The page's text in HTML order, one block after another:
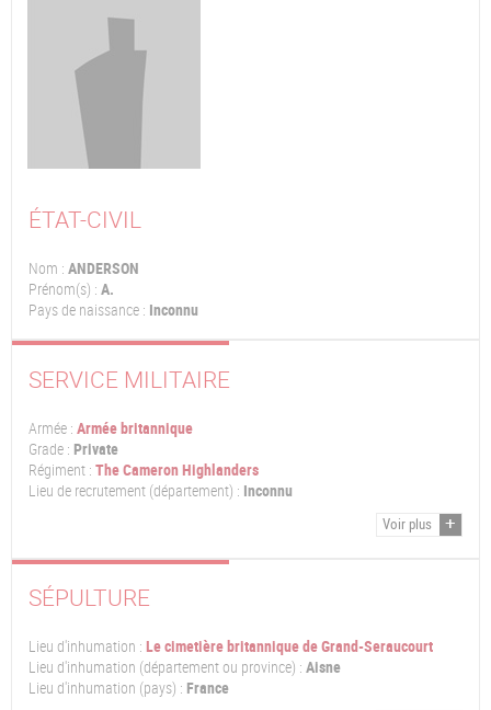
ÉTAT-CIVIL
Nom : ANDERSON
Prénom(s) : A.
Pays de naissance : Inconnu
SERVICE MILITAIRE
Armée : Armée britannique
Grade : Private
Régiment : The Cameron Highlanders
Lieu de recrutement (département) : Inconnu
Voir plus
SÉPULTURE
Lieu d'inhumation : Le cimetière britannique de Grand-Seraucourt
Lieu d'inhumation (département ou province) : Aisne
Lieu d'inhumation (pays) : France